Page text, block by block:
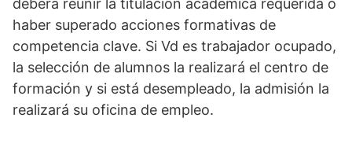
deberá reunir la titulación académica requerida o
haber superado acciones formativas de
competencia clave. Si Vd es trabajador ocupado,
la selección de alumnos la realizará el centro de
formación y si está desempleado, la admisión la
realizará su oficina de empleo.